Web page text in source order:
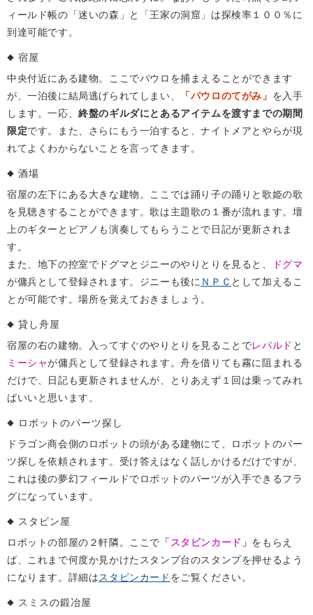
ィールド帳の「迷いの森」と「王家の洞窟」は探検率１００％に
到達可能です。
宿屋
中央付近にある建物。ここでパウロを捕まえることができます
が、一泊後に結局逃げられてしまい、
「パウロのてがみ」 を入手
します。一応、終盤のギルダにとあるアイテムを渡すまでの期間
限定です。また、さらにもう一泊すると、ナイトメアとやらが現
れてよくわからないことを言ってきます。
酒場
宿屋の左下にある大きな建物。ここでは踊り子の踊りと歌姫の歌
を見聴きすることができます。歌は主題歌の１番が流れます。壇
上のギターとピアノも演奏してもらうことで日記が更新されま
す。
また、地下の控室でドグマとジニーのやりとりを見ると、
ドグマ
が傭兵として登録されます。ジニーも後に ＮＰＣ として加えるこ
とが可能です。場所を覚えておきましょう。
貸し舟屋
宿屋の右の建物。入ってすぐのやりとりを見ることでレパルド と
ミーシャが傭兵として登録されます。舟を借りても霧に阻まれる
だけで、日記も更新されませんが、とりあえず１回は乗ってみれ
ばいいと思います。
ロボットのパーツ探し
ドラゴン商会側のロボットの頭がある建物にて、ロボットのパー
ツ探しを依頼されます。受け答えはなく話しかけるだけですが、
これは後の夢幻フィールドでロボットのパーツが入手できるフラ
グになっています。
スタビン屋
ロボットの部屋の２軒隣。ここで 「スタビンカード」 をもらえ
ば、これまで何度か見かけたスタンプ台のスタンプを押せるよう
になります。詳細はスタビンカード をご覧ください。
スミスの鍛冶屋